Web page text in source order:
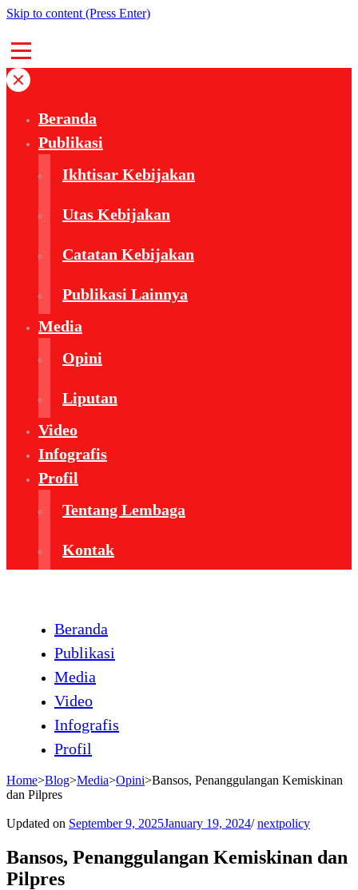
Skip to content (Press Enter)
Beranda
Publikasi
Ikhtisar Kebijakan
Utas Kebijakan
Catatan Kebijakan
Publikasi Lainnya
Media
Opini
Liputan
Video
Infografis
Profil
Tentang Lembaga
Kontak
Beranda
Publikasi
Media
Video
Infografis
Profil
Home>Blog>Media>Opini>Bansos, Penanggulangan Kemiskinan
dan Pilpres
Updated on September 9, 2025January 19, 2024/ nextpolicy
Bansos, Penanggulangan Kemiskinan dan
Pilpres